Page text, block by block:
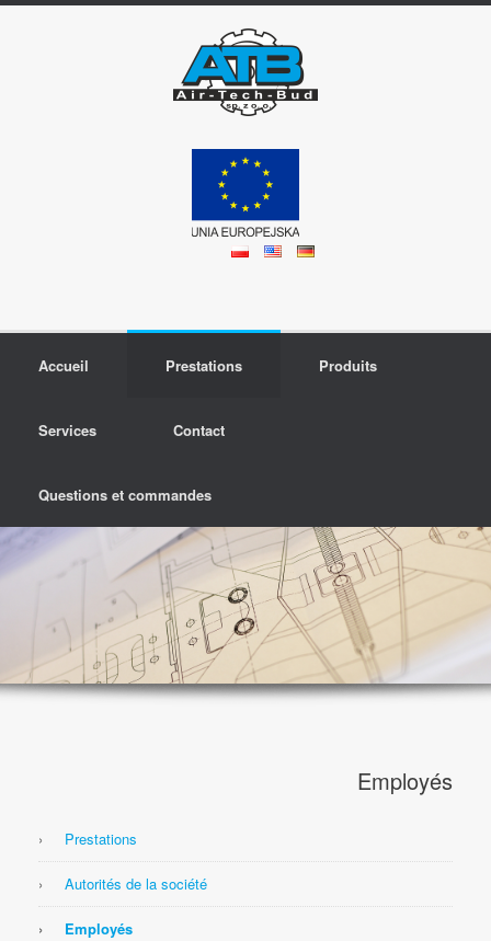
Accueil Prestations Produits
Services Contact
Questions et commandes
Employés
Prestations
Autorités de la société
Employés